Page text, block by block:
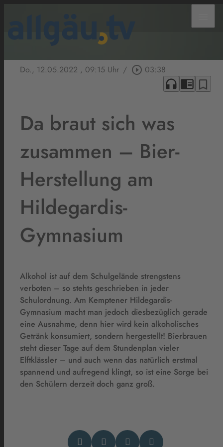
Do., 12.05.2022 , 09:15 Uhr / play_circle_outline 03:38
headphones chrome_reader_mode bookmark_border
Da braut sich was
zusammen – Bier-
Herstellung am
Hildegardis-
Gymnasium
Alkohol ist auf dem Schulgelände strengstens
verboten – so stehts geschrieben in jeder
Schulordnung. Am Kemptener Hildegardis-
Gymnasium macht man jedoch diesbezüglich gerade
eine Ausnahme, denn hier wird kein alkoholisches
Getränk konsumiert, sondern hergestellt! Bierbrauen
steht dieser Tage auf dem Stundenplan vieler
Elftklässler – und auch wenn das natürlich erstmal
spannend und aufregend klingt, so ist eine Sorge bei
den Schülern derzeit doch ganz groß.